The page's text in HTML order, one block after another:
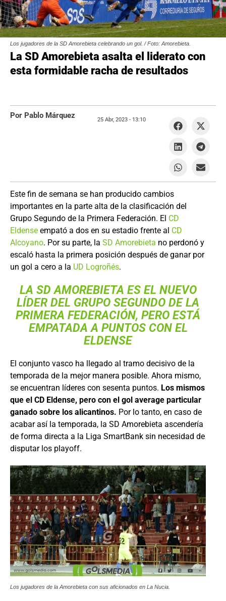
Los jugadores de la SD Amorebieta celebrando un gol. / Foto: Amorebieta.
La SD Amorebieta asalta el liderato con
esta formidable racha de resultados
Este fin de semana se han producido cambios
importantes en la parte alta de la clasificación del
Grupo Segundo de la Primera Federación. El CD
Eldense empató a dos en su estadio frente al CD
Alcoyano. Por su parte, la SD Amorebieta no perdonó y
escaló hasta la primera posición después de ganar por
un gol a cero a la UD Logroñés.
LA SD AMOREBIETA ES EL NUEVO
LÍDER DEL GRUPO SEGUNDO DE LA
PRIMERA FEDERACIÓN, PERO ESTÁ
EMPATADA A PUNTOS CON EL
ELDENSE
El conjunto vasco ha llegado al tramo decisivo de la
temporada de la mejor manera posible. Ahora mismo,
se encuentran líderes con sesenta puntos. Los mismos
que el CD Eldense, pero con el gol average particular
ganado sobre los alicantinos. Por lo tanto, en caso de
acabar así la temporada, la SD Amorebieta ascendería
de forma directa a la Liga SmartBank sin necesidad de
disputar los playoff.
Los jugadores de la Amorebieta con sus aficionados en La Nucia.
Por Pablo Márquez 25 Abr, 2023 - 13:10